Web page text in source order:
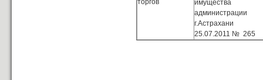
торгов
имущества
администрации
г.Астрахани
25.07.2011 № 265